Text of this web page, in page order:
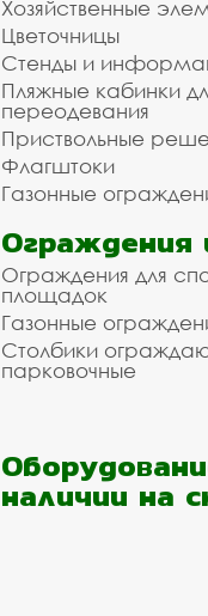
Хозяйственные
Цветочницы
Стенды и
Пляжные кабинки
переодевания
Приствольные
Флагштоки
Газонные
Ограждения
Ограждения для
площадок
Газонные
Столбики
парковочные
наличии на